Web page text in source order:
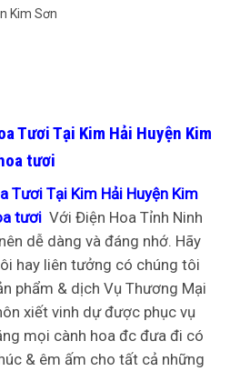
Tươi Tại Kim Hải Huyện Kim
tươi
Tươi Tại Kim Hải Huyện Kim
tươi Với Điện Hoa Tỉnh Ninh
dễ dàng và đáng nhớ. Hãy
hay liên tưởng có chúng tôi
phẩm & dịch Vụ Thương Mại
xiết vinh dự được phục vụ
mọi cành hoa đc đưa đi có
& êm ấm cho tất cả những